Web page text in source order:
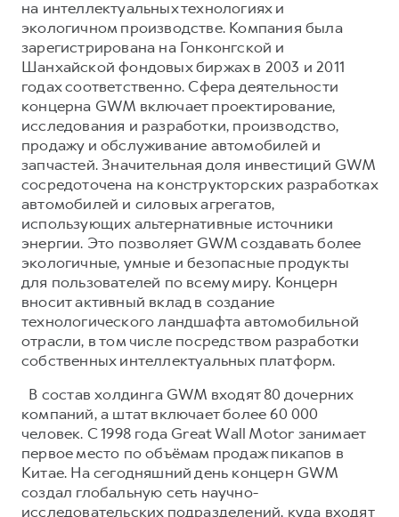
на интеллектуальных технологиях и
экологичном производстве. Компания была
зарегистрирована на Гонконгской и
Шанхайской фондовых биржах в 2003 и 2011
годах соответственно. Сфера деятельности
концерна GWM включает проектирование,
исследования и разработки, производство,
продажу и обслуживание автомобилей и
запчастей. Значительная доля инвестиций GWM
сосредоточена на конструкторских разработках
автомобилей и силовых агрегатов,
использующих альтернативные источники
энергии. Это позволяет GWM создавать более
экологичные, умные и безопасные продукты
для пользователей по всему миру. Концерн
вносит активный вклад в создание
технологического ландшафта автомобильной
отрасли, в том числе посредством разработки
собственных интеллектуальных платформ.
В состав холдинга GWM входят 80 дочерних
компаний, а штат включает более 60 000
человек. С 1998 года Great Wall Motor занимает
первое место по объёмам продаж пикапов в
Китае. На сегодняшний день концерн GWM
создал глобальную сеть научно-
исследовательских подразделений, куда входят